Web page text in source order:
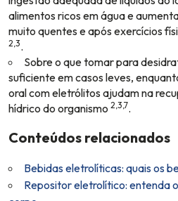
alimentos ricos em água e
muito quentes e após exercícios
2,3.
Sobre o que tomar para
suficiente em casos leves,
oral com eletrólitos ajudam na
hídrico do organismo 2,3,7.
Conteúdos relacionados
Bebidas eletrolíticas: quais os
Repositor eletrolítico: entenda